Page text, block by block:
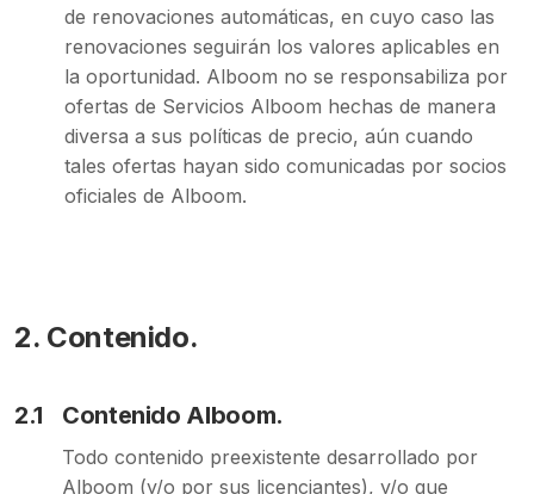
de renovaciones automáticas, en cuyo caso las
renovaciones seguirán los valores aplicables en
la oportunidad. Alboom no se responsabiliza por
ofertas de Servicios Alboom hechas de manera
diversa a sus políticas de precio, aún cuando
tales ofertas hayan sido comunicadas por socios
oficiales de Alboom.
2. Contenido.
2.1 Contenido Alboom.
Todo contenido preexistente desarrollado por
Alboom (y/o por sus licenciantes), y/o que